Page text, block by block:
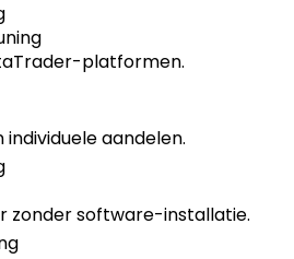
platformen.
aandelen.
zonder software-installatie.